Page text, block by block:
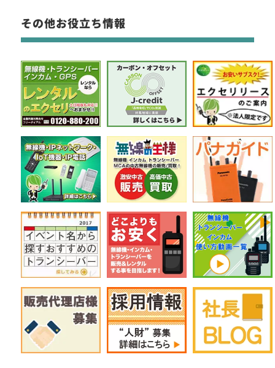
その他お役立ち情報